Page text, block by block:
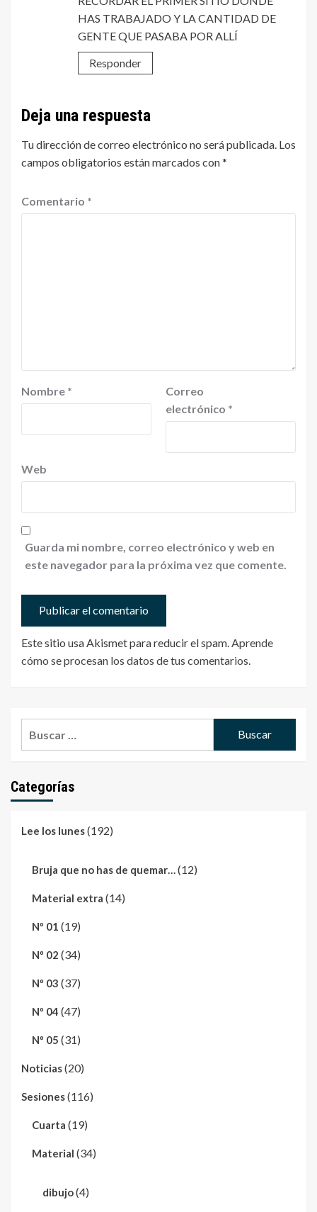
HAS TRABAJADO Y LA CANTIDAD DE
GENTE QUE PASABA POR ALLÍ
Responder
Deja una respuesta
Tu dirección de correo electrónico no será publicada. Los
campos obligatorios están marcados con*
Comentario *
Nombre *
Correo
electrónico *
Web
Guarda mi nombre, correo electrónico y web en
este navegador para la próxima vez que comente.
Este sitio usa Akismet para reducir el spam. Aprende
cómo se procesan los datos de tus comentarios
Categorías
Lee los lunes(192)
Bruja que no has de quemar… (12)
Material extra (14)
Nº 01 (19)
Nº 02 (34)
Nº 03 (37)
Nº 04 (47)
Nº 05 (31)
Noticias(20)
Sesiones(116)
Cuarta (19)
Material (34)
dibujo(4)